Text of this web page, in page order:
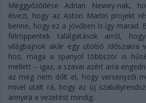
Meggyőződése Adrian Newey-nak,
élvezi, hogy az Aston Martin projekt
benne, hogy ez a jövőben is így marad.
felröppentek találgatások arról,
világbajnok akár egy utolsó időszakra
hoz, maga a spanyol többször is
mellett – igaz, a szavai azért arra
az még nem dőlt el, hogy versenyzői
mivel utalt rá, hogy az új
annyira a vezetést mindig.